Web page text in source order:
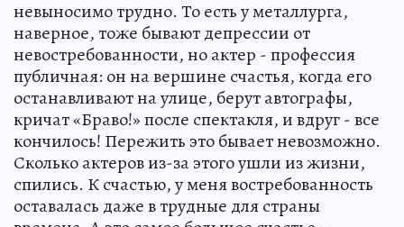
невыносимо трудно. То есть у металлурга,
наверное, тоже бывают депрессии от
невостребованности, но актер - профессия
публичная: он на вершине счастья, когда его
останавливают на улице, берут автографы,
кричат «Браво!» после спектакля, и вдруг - все
кончилось! Пережить это бывает невозможно.
Сколько актеров из-за этого ушли из жизни,
спились. К счастью, у меня востребованность
оставалась даже в трудные для страны